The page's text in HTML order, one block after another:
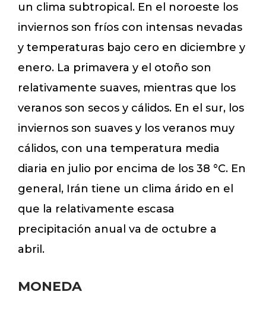
un clima subtropical. En el noroeste los
inviernos son fríos con intensas nevadas
y temperaturas bajo cero en diciembre y
enero. La primavera y el otoño son
relativamente suaves, mientras que los
veranos son secos y cálidos. En el sur, los
inviernos son suaves y los veranos muy
cálidos, con una temperatura media
diaria en julio por encima de los 38 °C. En
general, Irán tiene un clima árido en el
que la relativamente escasa
precipitación anual va de octubre a
abril.
MONEDA